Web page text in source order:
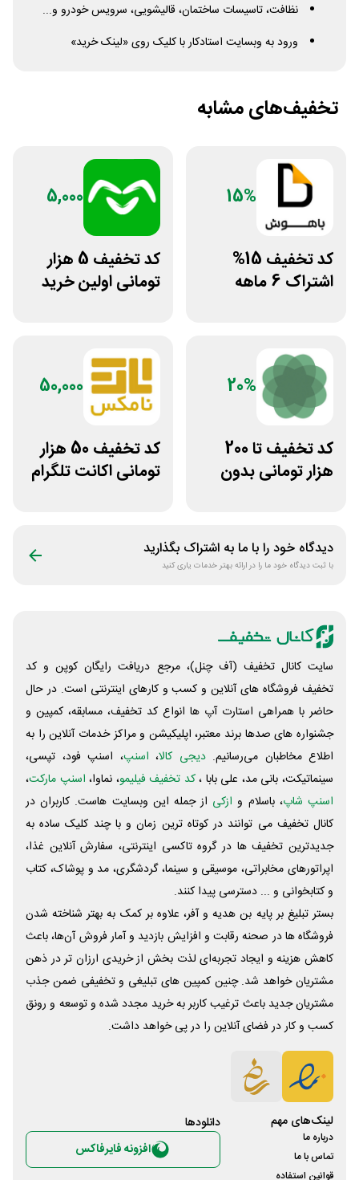
نظافت، تاسیسات ساختمان، قالیشویی، سرویس خودرو و...
ورود به وبسایت استادکار با کلیک روی «لینک خرید»
تخفیف‌های مشابه
15%
کد تخفیف 15%
اشتراک 6 ماهه
5,000
کد تخفیف 5 هزار
تومانی اولین خرید
20%
کد تخفیف تا 200
هزار تومانی بدون
50,000
کد تخفیف 50 هزار
تومانی اکانت تلگرام
دیدگاه خود را با ما به اشتراک بگذارید
با ثبت دیدگاه خود ما را در ارائه بهتر خدمات یاری کنید
سایت کانال تخفیف (آف چنل)، مرجع دریافت رایگان کوپن و کد
تخفیف فروشگاه های آنلاین و کسب و‌ کارهای اینترنتی است. در حال
حاضر با همراهی استارت آپ ها انواع کد تخفیف، مسابقه، کمپین و
جشنواره های صدها برند معتبر، اپلیکیشن و مراکز خدمات آنلاین را به
اطلاع مخاطبان می‌رسانیم. دیجی کالا، اسنپ، اسنپ فود، تپسی،
سینماتیکت، بانی مد، علی‌ بابا ،کد تخفیف فیلیمو، نماوا، اسنپ مارکت،
اسنپ شاپ، باسلام و ازکی از جمله این وبسایت ‌هاست. کاربران در
کانال تخفیف می توانند در کوتاه ترین زمان و با چند کلیک ساده به
جدیدترین تخفیف ها در گروه تاکسی اینترنتی، سفارش آنلاین غذا،
اپراتورهای مخابراتی، موسیقی و سینما، گردشگری، مد و پوشاک، کتاب
و کتابخوانی و ... دسترسی پیدا کنند.
بستر تبلیغ بر پایه بن هدیه و آفر، علاوه بر کمک به بهتر شناخته شدن
فروشگاه ها در صحنه رقابت و افزایش بازدید و آمار فروش آن‌ها، باعث
کاهش هزینه و ایجاد تجربه‌ای لذت بخش از خریدی ارزان تر در ذهن
مشتریان خواهد شد. چنین کمپین های تبلیغی و تخفیفی ضمن جذب
مشتریان جدید باعث ترغیب کاربر به خرید مجدد شده و توسعه و رونق
کسب و کار در فضای آنلاین را در پی خواهد داشت.
لینک‌های مهم
درباره ما
تماس با ما
قوانین استفاده
دانلود‌ها
افزونه فایرفاکس